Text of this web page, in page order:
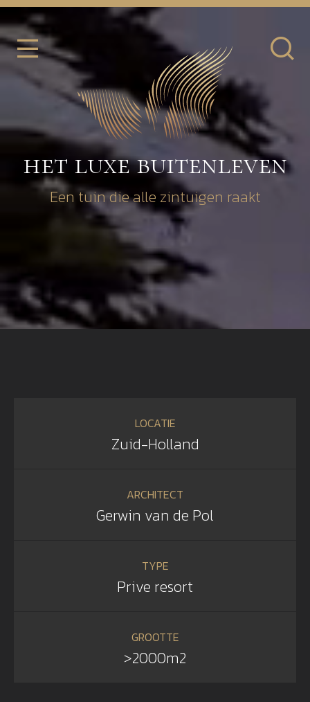
het luxe buitenleven
Een tuin die alle zintuigen raakt
LOCATIE
Zuid-Holland
ARCHITECT
Gerwin van de Pol
TYPE
Prive resort
GROOTTE
>2000m2